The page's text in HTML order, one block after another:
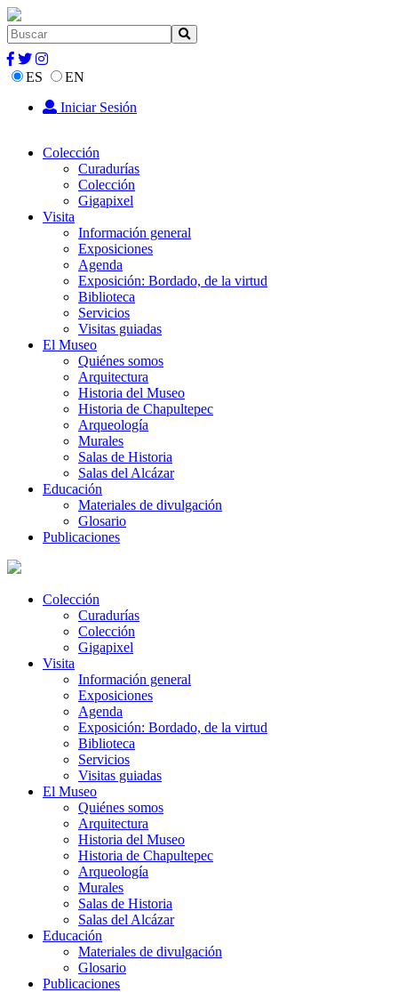
ES
EN
Iniciar Sesión
Colección
Curadurías
Colección
Gigapixel
Visita
Información general
Exposiciones
Agenda
Exposición: Bordado, de la virtud
Biblioteca
Servicios
Visitas guiadas
El Museo
Quiénes somos
Arquitectura
Historia del Museo
Historia de Chapultepec
Arqueología
Murales
Salas de Historia
Salas del Alcázar
Educación
Materiales de divulgación
Glosario
Publicaciones
Colección
Curadurías
Colección
Gigapixel
Visita
Información general
Exposiciones
Agenda
Exposición: Bordado, de la virtud
Biblioteca
Servicios
Visitas guiadas
El Museo
Quiénes somos
Arquitectura
Historia del Museo
Historia de Chapultepec
Arqueología
Murales
Salas de Historia
Salas del Alcázar
Educación
Materiales de divulgación
Glosario
Publicaciones